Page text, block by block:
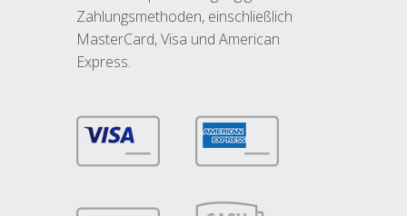
Zahlungsmethoden, einschließlich
MasterCard, Visa und American
Express.